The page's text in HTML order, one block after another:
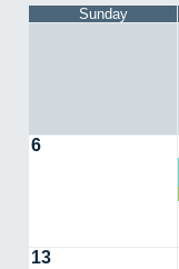
Sunday
6
13